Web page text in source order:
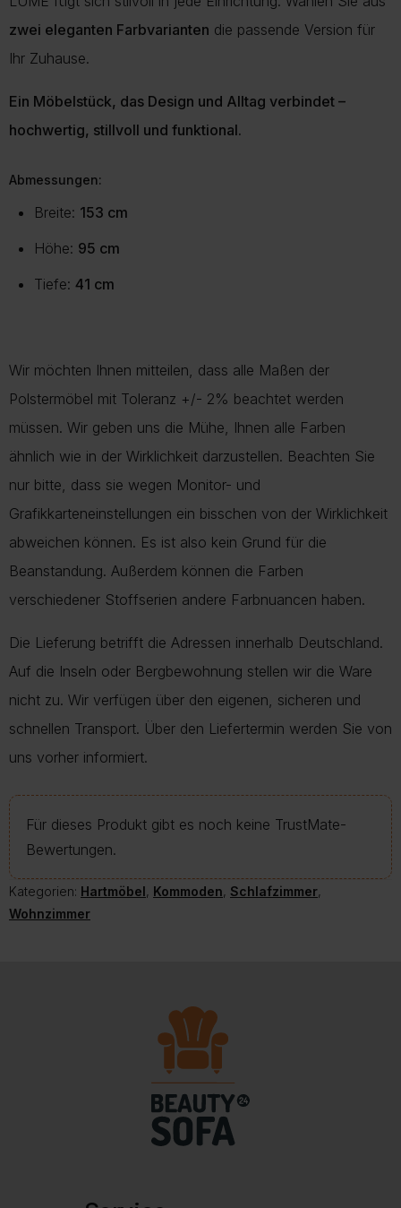
zwei eleganten Farbvarianten die passende Version für
Ihr Zuhause.
Ein Möbelstück, das Design und Alltag verbindet –
hochwertig, stillvoll und funktional.
Abmessungen:
Breite: 153 cm
Höhe: 95 cm
Tiefe: 41 cm
Wir möchten Ihnen mitteilen, dass alle Maßen der
Polstermöbel mit Toleranz +/- 2% beachtet werden
müssen. Wir geben uns die Mühe, Ihnen alle Farben
ähnlich wie in der Wirklichkeit darzustellen. Beachten Sie
nur bitte, dass sie wegen Monitor- und
Grafikkarteneinstellungen ein bisschen von der Wirklichkeit
abweichen können. Es ist also kein Grund für die
Beanstandung. Außerdem können die Farben
verschiedener Stoffserien andere Farbnuancen haben.
Die Lieferung betrifft die Adressen innerhalb Deutschland.
Auf die Inseln oder Bergbewohnung stellen wir die Ware
nicht zu. Wir verfügen über den eigenen, sicheren und
schnellen Transport. Über den Liefertermin werden Sie von
uns vorher informiert.
Für dieses Produkt gibt es noch keine TrustMate-
Bewertungen.
Kategorien: Hartmöbel, Kommoden, Schlafzimmer,
Wohnzimmer